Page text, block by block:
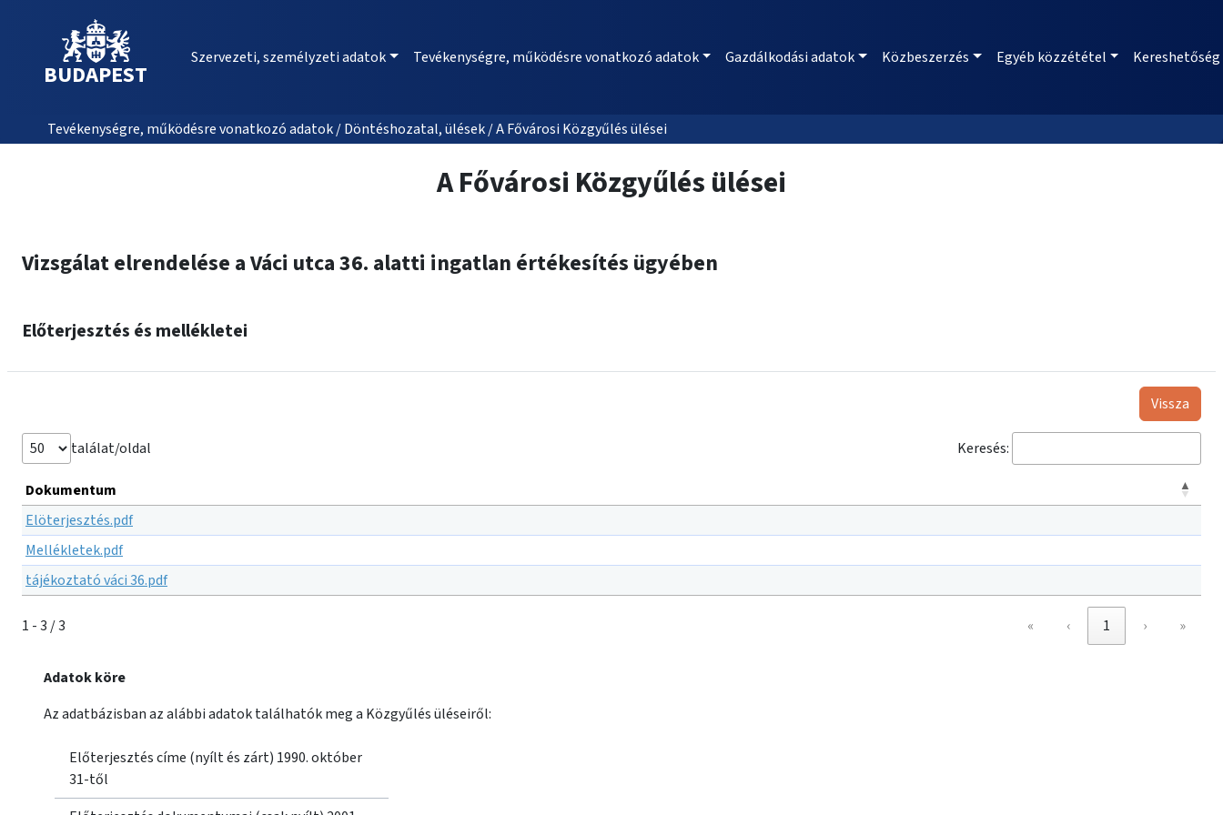
BUDAPEST
Szervezeti, személyzeti adatok Tevékenységre, működésre vonatkozó adatok Gazdálkodási adatok Közbeszerzés Egyéb közzététel Kereshetőség
Tevékenységre, működésre vonatkozó adatok / Döntéshozatal, ülések / A Fővárosi Közgyűlés ülései
A Fővárosi Közgyűlés ülései
Vizsgálat elrendelése a Váci utca 36. alatti ingatlan értékesítés ügyében
Előterjesztés és mellékletei
Vissza
találat/oldal Keresés:
Dokumentum
Elöterjesztés.pdf
Mellékletek.pdf
tájékoztató váci 36.pdf
1 - 3 / 3 « ‹ 1 › »
Adatok köre
Az adatbázisban az alábbi adatok találhatók meg a Közgyűlés üléseiről:
Előterjesztés címe (nyílt és zárt) 1990. október
31-től